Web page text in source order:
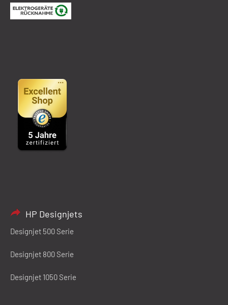
HP Designjets
Designjet 500 Serie
Designjet 800 Serie
Designjet 1050 Serie